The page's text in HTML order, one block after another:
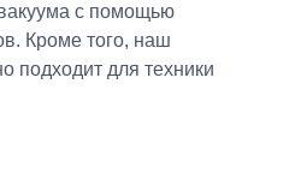
с помощью
Кроме того, наш
подходит для техники